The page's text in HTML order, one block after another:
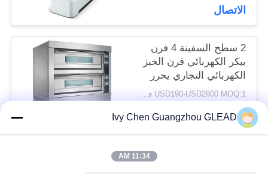
PRIVACY
POLICY
الاتصال
2 سطح السفينة 4 فرن
بيكر الكهربائي فرن الخبز
الكهربائي التجاري يحرر
Tanding
USD190-USD2800 MOQ:1 قطعة
الاتصال
Ivy Chen Guangzhou GLEAD
11:34 AM